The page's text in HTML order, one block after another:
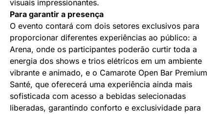
visuais impressionantes.
Para garantir a presença
O evento contará com dois setores exclusivos para
proporcionar diferentes experiências ao público: a
Arena, onde os participantes poderão curtir toda a
energia dos shows e trios elétricos em um ambiente
vibrante e animado, e o Camarote Open Bar Premium
Santé, que oferecerá uma experiência ainda mais
sofisticada com acesso a bebidas selecionadas
liberadas, garantindo conforto e exclusividade para